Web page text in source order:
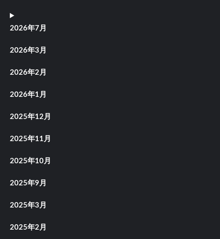
2026年7月
2026年3月
2026年2月
2026年1月
2025年12月
2025年11月
2025年10月
2025年9月
2025年3月
2025年2月